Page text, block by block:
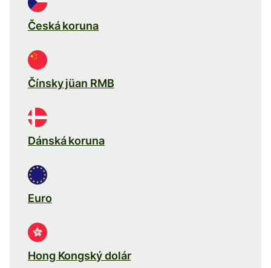
Česká koruna
Čínsky jüan RMB
Dánská koruna
Euro
Hong Kongský dolár